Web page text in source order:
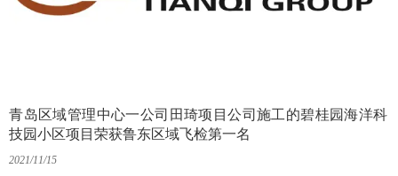
青岛区域管理中心一公司田琦项目公司施工的碧桂园海洋科
技园小区项目荣获鲁东区域飞检第一名
2021/11/15